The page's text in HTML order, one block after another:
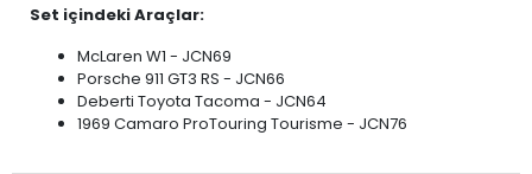
Set içindeki Araçlar:
McLaren W1 - JCN69
Porsche 911 GT3 RS - JCN66
Deberti Toyota Tacoma - JCN64
1969 Camaro ProTouring Tourisme - JCN76